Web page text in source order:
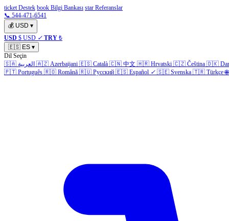
ticket Destek book Bilgi Bankası star Referanslar
📞 544-471-6541
💰 USD ▾
USD $ USD ✓ TRY ₺
🇪🇸 ES ▾
Dil Seçin
🇸🇦 العربية 🇦🇿 Azerbaijani 🇪🇸 Català 🇨🇳 中文 🇭🇷 Hrvatski 🇨🇿 Čeština 🇩🇰
🇵🇹 Português 🇷🇴 Română 🇷🇺 Русский 🇪🇸 Español ✓ 🇸🇪 Svenska 🇹🇷 Türkçe 🌐